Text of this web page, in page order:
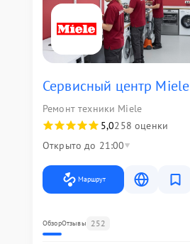
Сервисный центр Miele
Ремонт техники Miele
5,0258 оценки
Открыто до 21:00
Маршрут
ОбзорОтзывы 252